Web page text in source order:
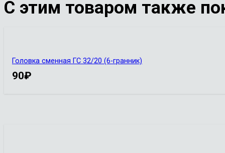
С этим товаром также
Головка сменная ГС 32/20 (6-гранник)
90₽